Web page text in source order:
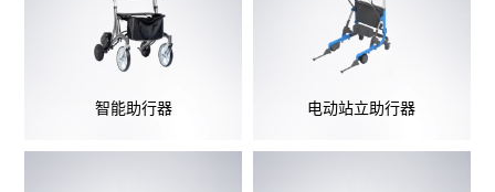
智能助行器 电动站立助行器